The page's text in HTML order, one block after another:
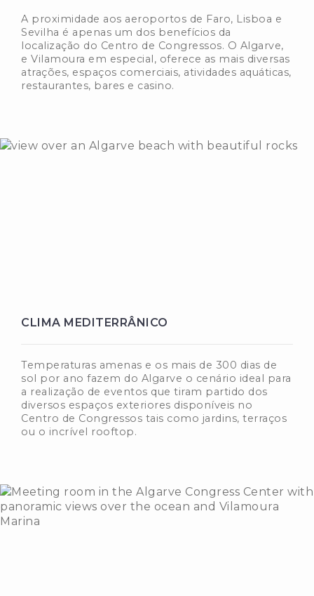
A proximidade aos aeroportos de Faro, Lisboa e
Sevilha é apenas um dos benefícios da
localização do Centro de Congressos. O Algarve,
e Vilamoura em especial, oferece as mais diversas
atrações, espaços comerciais, atividades aquáticas,
restaurantes, bares e casino.
CLIMA MEDITERRÂNICO
Temperaturas amenas e os mais de 300 dias de
sol por ano fazem do Algarve o cenário ideal para
a realização de eventos que tiram partido dos
diversos espaços exteriores disponíveis no
Centro de Congressos tais como jardins, terraços
ou o incrível rooftop.